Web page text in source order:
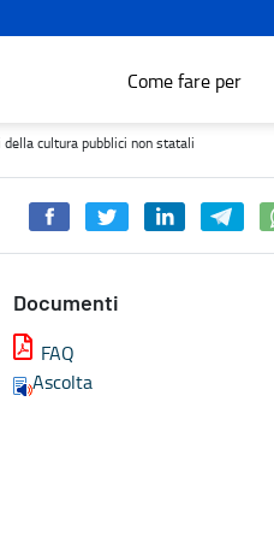
Come fare per
pubblici non statali - Turismo
cultura pubblici non statali
Documenti
FAQ
Ascolta